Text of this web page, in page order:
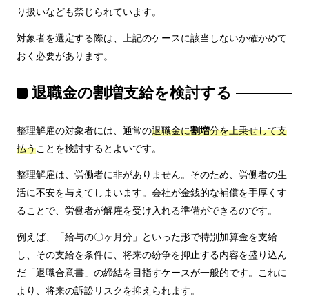
り扱いなども禁じられています。
対象者を選定する際は、上記のケースに該当しないか確かめて
おく必要があります。
退職金の割増支給を検討する
整理解雇の対象者には、通常の退職金に割増分を上乗せして支
払うことを検討するとよいです。
整理解雇は、労働者に非がありません。そのため、労働者の生
活に不安を与えてしまいます。会社が金銭的な補償を手厚くす
ることで、労働者が解雇を受け入れる準備ができるのです。
例えば、「給与の〇ヶ月分」といった形で特別加算金を支給
し、その支給を条件に、将来の紛争を抑止する内容を盛り込ん
だ「退職合意書」の締結を目指すケースが一般的です。これに
より、将来の訴訟リスクを抑えられます。